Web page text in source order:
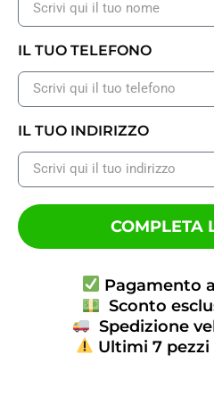
IL TUO TELEFONO
IL TUO INDIRIZZO
COMPLETA
Pagamento
Sconto
Spedizione
Ultimi 7